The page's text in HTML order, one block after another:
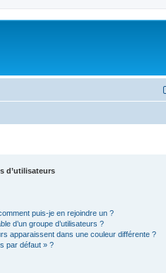
d’utilisateurs
puis-je en rejoindre un ?
d’un groupe d’utilisateurs ?
apparaissent dans une couleur différente ?
par défaut » ?